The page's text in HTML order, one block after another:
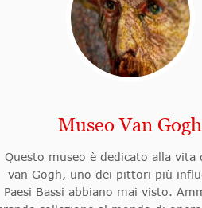
Museo Van Gogh
Questo museo è dedicato alla vita
van Gogh, uno dei pittori più
Paesi Bassi abbiano mai visto.